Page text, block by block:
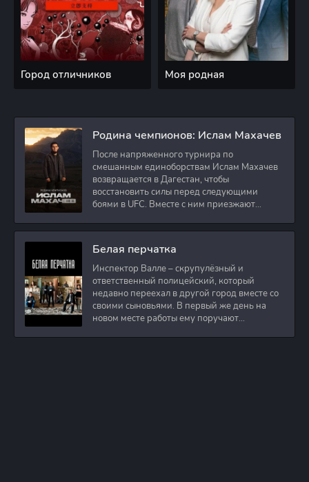
Город отличников Моя родная
Родина чемпионов: Ислам Махачев
После напряженного турнира по
смешанным единоборствам Ислам Махачев
возвращается в Дагестан, чтобы
восстановить силы перед следующими
боями в UFC. Вместе с ним приезжают
Белая перчатка
Инспектор Валле – скрупулёзный и
ответственный полицейский, который
недавно переехал в другой город вместе со
своими сыновьями. В первый же день на
новом месте работы ему поручают